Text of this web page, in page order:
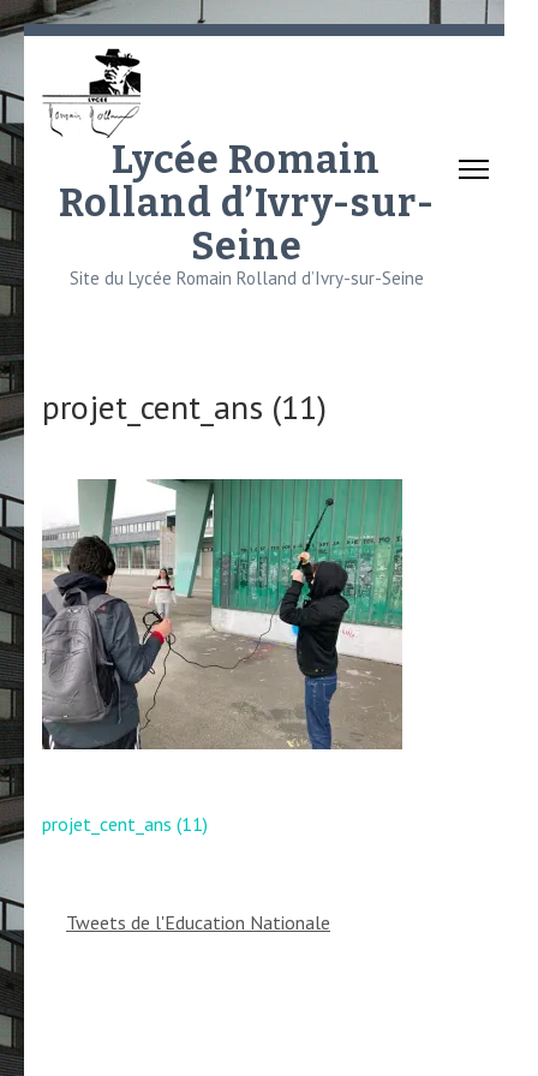
Aller
contenu
(Pressez
Lycée Romain
Rolland d’Ivry-sur-
Seine
Site du Lycée Romain Rolland d’Ivry-sur-Seine
projet_cent_ans (11)
Navigation
projet_cent_ans (11)
Tweets de l'Education Nationale